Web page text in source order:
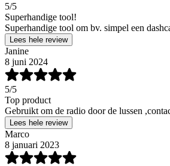
5/5
Superhandige tool!
Superhandige tool om bv. simpel een
Lees hele review
Janine
8 juni 2024
5/5
Top product
Gebruikt om de radio door de lussen
Lees hele review
Marco
8 januari 2023